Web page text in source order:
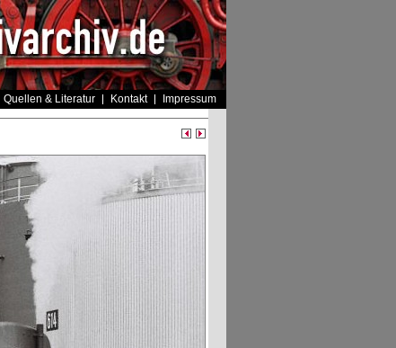
Quellen & Literatur Kontakt Impressum